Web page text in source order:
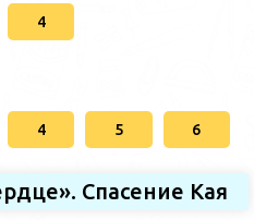
4
4 5 6
Спасение Кая